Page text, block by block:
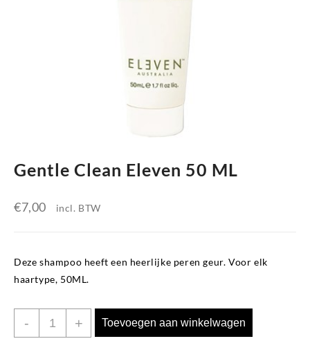
Gentle Clean Eleven 50 ML
€7,00 incl. BTW
Deze shampoo heeft een heerlijke peren geur. Voor elk
haartype, 50ML.
-
Gentle
Clean
+ Toevoegen aan winkelwagen